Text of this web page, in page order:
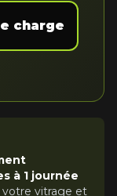
charge
à 1 journée
votre vitrage et